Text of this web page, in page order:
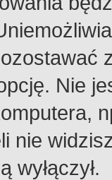
Nie
nie
wyłączył.